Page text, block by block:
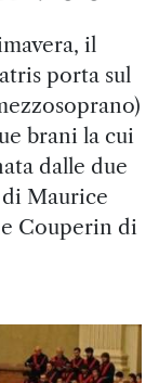
il
porta sul
brani la cui
dalle due
Maurice
Couperin di